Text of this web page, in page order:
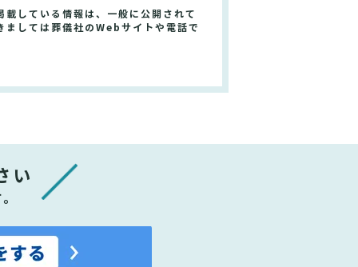
している情報は、一般に公開されて
ましては葬儀社のWebサイトや電話で
い